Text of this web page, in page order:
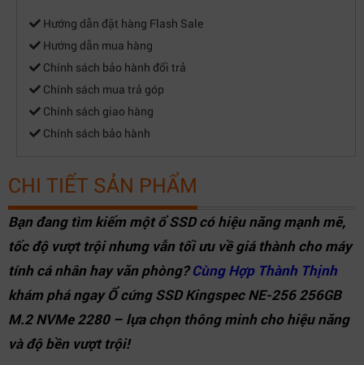
Hướng dẫn đặt hàng Flash Sale
Hướng dẫn mua hàng
Chính sách bảo hành đổi trả
Chính sách mua trả góp
Chính sách giao hàng
Chính sách bảo hành
CHI TIẾT SẢN PHẨM
Bạn đang tìm kiếm một ổ SSD có hiệu năng mạnh mẽ,
tốc độ vượt trội nhưng vẫn tối ưu về giá thành cho máy
tính cá nhân hay văn phòng?Cùng Hợp Thành Thịnh
khám phá ngay Ổ cứng SSD Kingspec NE-256 256GB
M.2 NVMe 2280 – lựa chọn thông minh cho hiệu năng
và độ bền vượt trội!